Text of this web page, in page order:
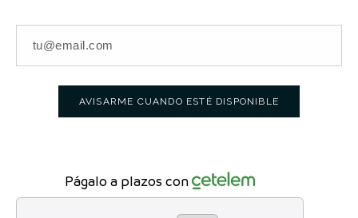
AVISARME CUANDO ESTÉ DISPONIBLE
Págalo a plazos con